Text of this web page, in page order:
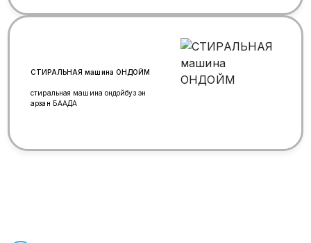
отправить свой груз вовремя! 🚛✨
СТИРАЛЬНАЯ машина ОНДОЙМ
стиральная машина ондойбуз эн
арзан БААДА